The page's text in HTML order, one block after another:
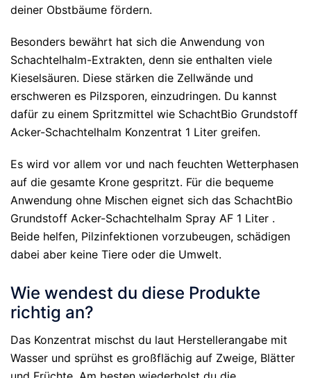
deiner Obstbäume fördern.
Besonders bewährt hat sich die Anwendung von
Schachtelhalm-Extrakten, denn sie enthalten viele
Kieselsäuren. Diese stärken die Zellwände und
erschweren es Pilzsporen, einzudringen. Du kannst
dafür zu einem Spritzmittel wie SchachtBio Grundstoff
Acker-Schachtelhalm Konzentrat 1 Liter greifen.
Es wird vor allem vor und nach feuchten Wetterphasen
auf die gesamte Krone gespritzt. Für die bequeme
Anwendung ohne Mischen eignet sich das SchachtBio
Grundstoff Acker-Schachtelhalm Spray AF 1 Liter .
Beide helfen, Pilzinfektionen vorzubeugen, schädigen
dabei aber keine Tiere oder die Umwelt.
Wie wendest du diese Produkte
richtig an?
Das Konzentrat mischst du laut Herstellerangabe mit
Wasser und sprühst es großflächig auf Zweige, Blätter